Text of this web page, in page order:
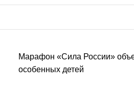
Марафон «Сила России»
особенных детей